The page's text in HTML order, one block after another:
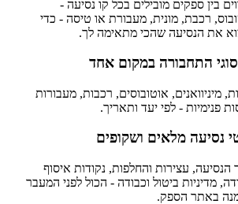
בין ספקים מובילים בכל קו נסיעה -
רכבת, מונית, מעבורת או טיסה - כדי
את הנסיעה שהכי מתאימה לך.
התחבורה במקום אחד
מיניוואנים, אוטובוסים, רכבות, מעבורות
פנימיות - לפי יעד ותאריך.
נסיעה מלאים ושקופים
עצירות והחלפות, נקודות איסוף
מדיניות ביטול וכבודה - הכול לפני המעבר
באתר הספק.